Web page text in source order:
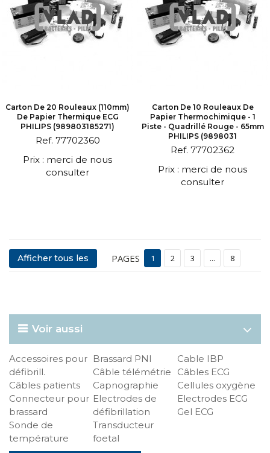
Carton De 20 Rouleaux (110mm)
De Papier Thermique ECG
PHILIPS (989803185271)
Ref. 77702360
Prix : merci de nous
consulter
Carton De 10 Rouleaux De
Papier Thermochimique - 1
Piste - Quadrillé Rouge - 65mm
PHILIPS (9898031
Ref. 77702362
Prix : merci de nous
consulter
Afficher tous les PAGES 1 2 3 ... 8
Voir aussi
Accessoires pour
défibrill.
Brassard PNI
Cable IBP
Câble télémétrie
Câbles ECG
Câbles patients
Capnographie
Cellules oxygène
Connecteur pour
brassard
Electrodes de
défibrillation
Electrodes ECG
Gel ECG
Sonde de
température
Transducteur
foetal